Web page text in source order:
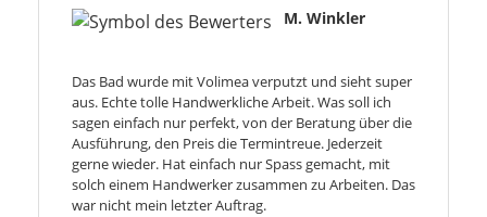
M. Winkler
Das Bad wurde mit Volimea verputzt und sieht super
aus. Echte tolle Handwerkliche Arbeit. Was soll ich
sagen einfach nur perfekt, von der Beratung über die
Ausführung, den Preis die Termintreue. Jederzeit
gerne wieder. Hat einfach nur Spass gemacht, mit
solch einem Handwerker zusammen zu Arbeiten. Das
war nicht mein letzter Auftrag.